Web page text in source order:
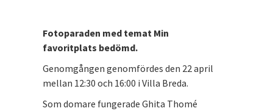
Fotoparaden med temat Min
favoritplats bedömd.
Genomgången genomfördes den 22 april
mellan 12:30 och 16:00 i Villa Breda.
Som domare fungerade Ghita Thomé